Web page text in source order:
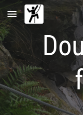
Skip to main content